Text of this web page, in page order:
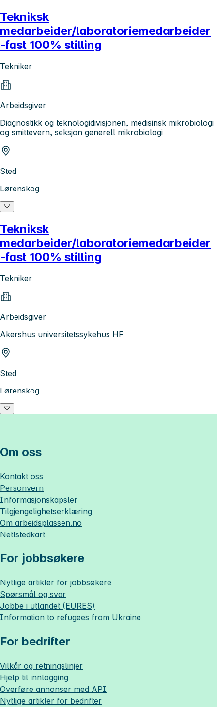
Tekniksk
medarbeider/laboratoriemedarbeider
-fast 100% stilling
Tekniker
Arbeidsgiver
Diagnostikk og teknologidivisjonen, medisinsk mikrobiologi
og smittevern, seksjon generell mikrobiologi
Sted
Lørenskog
Tekniksk
medarbeider/laboratoriemedarbeider
-fast 100% stilling
Tekniker
Arbeidsgiver
Akershus universitetssykehus HF
Sted
Lørenskog
Om oss
Kontakt oss
Personvern
Informasjonskapsler
Tilgjengelighetserklæring
Om arbeidsplassen.no
Nettstedkart
For jobbsøkere
Nyttige artikler for jobbsøkere
Spørsmål og svar
Jobbe i utlandet (EURES)
Information to refugees from Ukraine
For bedrifter
Vilkår og retningslinjer
Hjelp til innlogging
Overføre annonser med API
Nyttige artikler for bedrifter